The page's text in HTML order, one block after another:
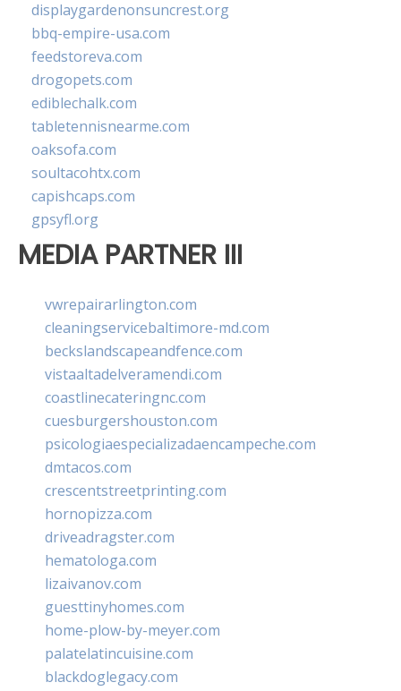
displaygardenonsuncrest.org
bbq-empire-usa.com
feedstoreva.com
drogopets.com
ediblechalk.com
tabletennisnearme.com
oaksofa.com
soultacohtx.com
capishcaps.com
gpsyfl.org
MEDIA PARTNER III
vwrepairarlington.com
cleaningservicebaltimore-md.com
beckslandscapeandfence.com
vistaaltadelveramendi.com
coastlinecateringnc.com
cuesburgershouston.com
psicologiaespecializadaencampeche.com
dmtacos.com
crescentstreetprinting.com
hornopizza.com
driveadragster.com
hematologa.com
lizaivanov.com
guesttinyhomes.com
home-plow-by-meyer.com
palatelatincuisine.com
blackdoglegacy.com